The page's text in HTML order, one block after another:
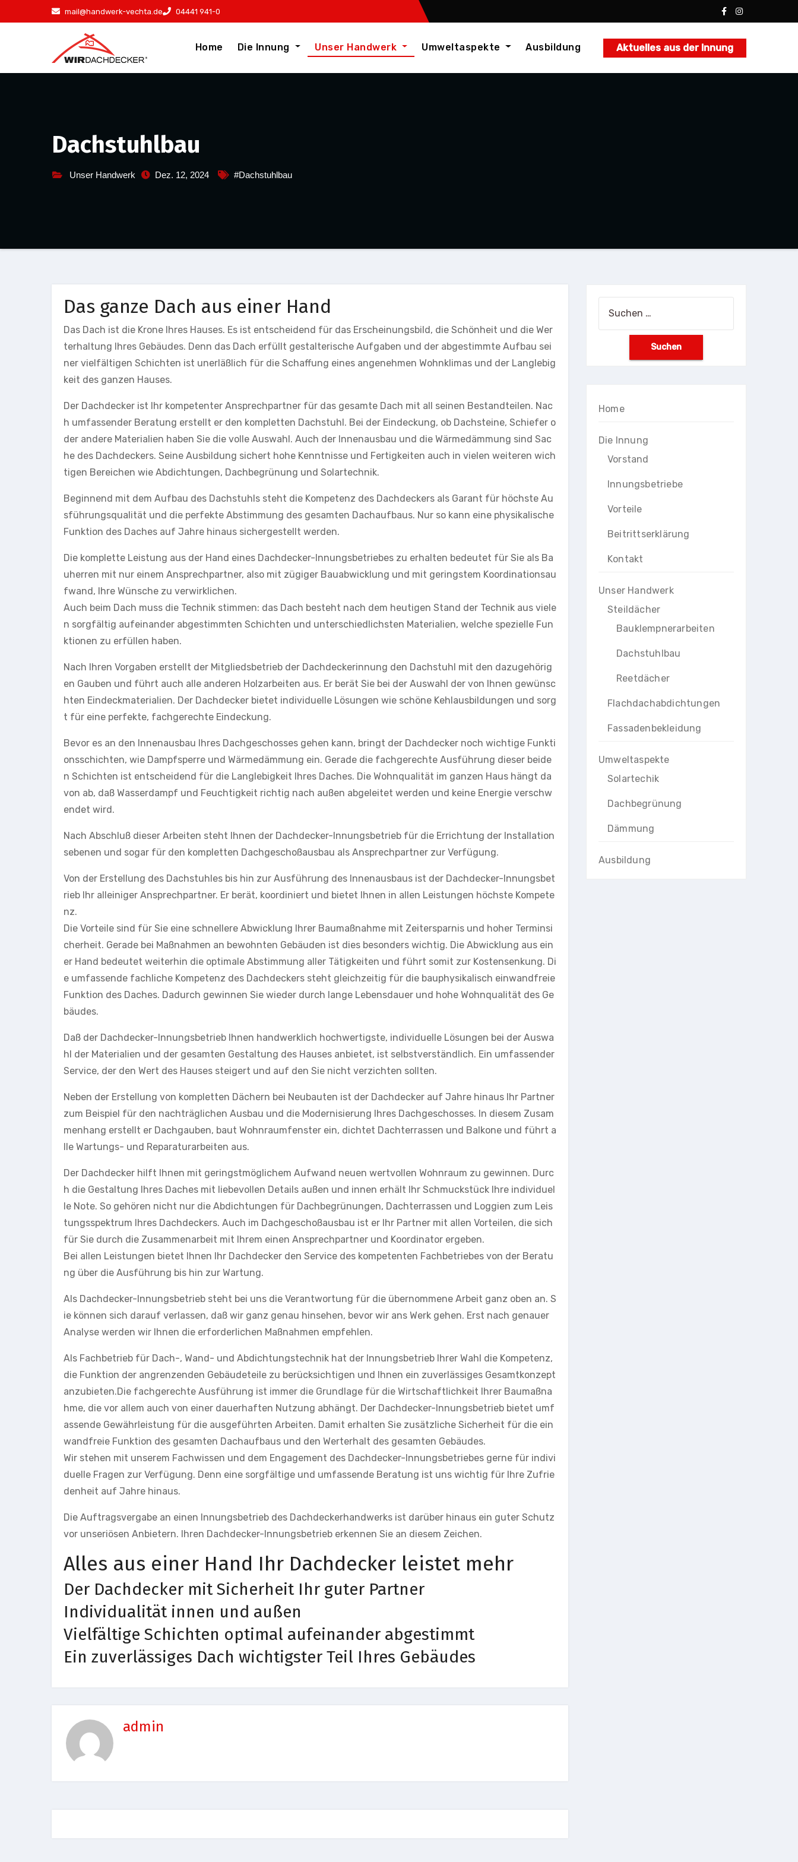
Inhalt
mail@handwerk-vechta.de 04441 941-0
Home Die Innung Unser Handwerk Umweltaspekte Ausbildung Aktuelles aus der Innung
Dachstuhlbau
Unser Handwerk Dez. 12, 2024 #Dachstuhlbau
Das ganze Dach aus einer Hand
Das Dach ist die Krone Ihres Hauses. Es ist entscheidend für das Erscheinungsbild, die Schönheit und die Wer
terhaltung Ihres Gebäudes. Denn das Dach erfüllt gestalterische Aufgaben und der abgestimmte Aufbau sei
ner vielfältigen Schichten ist unerläßlich für die Schaffung eines angenehmen Wohnklimas und der Langlebig
keit des ganzen Hauses.
Der Dachdecker ist Ihr kompetenter Ansprechpartner für das gesamte Dach mit all seinen Bestandteilen. Nac
h umfassender Beratung erstellt er den kompletten Dachstuhl. Bei der Eindeckung, ob Dachsteine, Schiefer o
der andere Materialien haben Sie die volle Auswahl. Auch der Innenausbau und die Wärmedämmung sind Sac
he des Dachdeckers. Seine Ausbildung sichert hohe Kenntnisse und Fertigkeiten auch in vielen weiteren wich
tigen Bereichen wie Abdichtungen, Dachbegrünung und Solartechnik.
Beginnend mit dem Aufbau des Dachstuhls steht die Kompetenz des Dachdeckers als Garant für höchste Au
sführungsqualität und die perfekte Abstimmung des gesamten Dachaufbaus. Nur so kann eine physikalische
Funktion des Daches auf Jahre hinaus sichergestellt werden.
Die komplette Leistung aus der Hand eines Dachdecker-Innungsbetriebes zu erhalten bedeutet für Sie als Ba
uherren mit nur einem Ansprechpartner, also mit zügiger Bauabwicklung und mit geringstem Koordinationsau
fwand, Ihre Wünsche zu verwirklichen.
Auch beim Dach muss die Technik stimmen: das Dach besteht nach dem heutigen Stand der Technik aus viele
n sorgfältig aufeinander abgestimmten Schichten und unterschiedlichsten Materialien, welche spezielle Fun
ktionen zu erfüllen haben.
Nach Ihren Vorgaben erstellt der Mitgliedsbetrieb der Dachdeckerinnung den Dachstuhl mit den dazugehörig
en Gauben und führt auch alle anderen Holzarbeiten aus. Er berät Sie bei der Auswahl der von Ihnen gewünsc
hten Eindeckmaterialien. Der Dachdecker bietet individuelle Lösungen wie schöne Kehlausbildungen und sorg
t für eine perfekte, fachgerechte Eindeckung.
Bevor es an den Innenausbau Ihres Dachgeschosses gehen kann, bringt der Dachdecker noch wichtige Funkti
onsschichten, wie Dampfsperre und Wärmedämmung ein. Gerade die fachgerechte Ausführung dieser beide
n Schichten ist entscheidend für die Langlebigkeit Ihres Daches. Die Wohnqualität im ganzen Haus hängt da
von ab, daß Wasserdampf und Feuchtigkeit richtig nach außen abgeleitet werden und keine Energie verschw
endet wird.
Nach Abschluß dieser Arbeiten steht Ihnen der Dachdecker-Innungsbetrieb für die Errichtung der Installation
sebenen und sogar für den kompletten Dachgeschoßausbau als Ansprechpartner zur Verfügung.
Von der Erstellung des Dachstuhles bis hin zur Ausführung des Innenausbaus ist der Dachdecker-Innungsbet
rieb Ihr alleiniger Ansprechpartner. Er berät, koordiniert und bietet Ihnen in allen Leistungen höchste Kompete
nz.
Die Vorteile sind für Sie eine schnellere Abwicklung Ihrer Baumaßnahme mit Zeitersparnis und hoher Terminsi
cherheit. Gerade bei Maßnahmen an bewohnten Gebäuden ist dies besonders wichtig. Die Abwicklung aus ein
er Hand bedeutet weiterhin die optimale Abstimmung aller Tätigkeiten und führt somit zur Kostensenkung. Di
e umfassende fachliche Kompetenz des Dachdeckers steht gleichzeitig für die bauphysikalisch einwandfreie
Funktion des Daches. Dadurch gewinnen Sie wieder durch lange Lebensdauer und hohe Wohnqualität des Ge
bäudes.
Daß der Dachdecker-Innungsbetrieb Ihnen handwerklich hochwertigste, individuelle Lösungen bei der Auswa
hl der Materialien und der gesamten Gestaltung des Hauses anbietet, ist selbstverständlich. Ein umfassender
Service, der den Wert des Hauses steigert und auf den Sie nicht verzichten sollten.
Neben der Erstellung von kompletten Dächern bei Neubauten ist der Dachdecker auf Jahre hinaus Ihr Partner
zum Beispiel für den nachträglichen Ausbau und die Modernisierung Ihres Dachgeschosses. In diesem Zusam
menhang erstellt er Dachgauben, baut Wohnraumfenster ein, dichtet Dachterrassen und Balkone und führt a
lle Wartungs- und Reparaturarbeiten aus.
Der Dachdecker hilft Ihnen mit geringstmöglichem Aufwand neuen wertvollen Wohnraum zu gewinnen. Durc
h die Gestaltung Ihres Daches mit liebevollen Details außen und innen erhält Ihr Schmuckstück Ihre individuel
le Note. So gehören nicht nur die Abdichtungen für Dachbegrünungen, Dachterrassen und Loggien zum Leis
tungsspektrum Ihres Dachdeckers. Auch im Dachgeschoßausbau ist er Ihr Partner mit allen Vorteilen, die sich
für Sie durch die Zusammenarbeit mit Ihrem einen Ansprechpartner und Koordinator ergeben.
Bei allen Leistungen bietet Ihnen Ihr Dachdecker den Service des kompetenten Fachbetriebes von der Beratu
ng über die Ausführung bis hin zur Wartung.
Als Dachdecker-Innungsbetrieb steht bei uns die Verantwortung für die übernommene Arbeit ganz oben an. S
ie können sich darauf verlassen, daß wir ganz genau hinsehen, bevor wir ans Werk gehen. Erst nach genauer
Analyse werden wir Ihnen die erforderlichen Maßnahmen empfehlen.
Als Fachbetrieb für Dach-, Wand- und Abdichtungstechnik hat der Innungsbetrieb Ihrer Wahl die Kompetenz,
die Funktion der angrenzenden Gebäudeteile zu berücksichtigen und Ihnen ein zuverlässiges Gesamtkonzept
anzubieten.Die fachgerechte Ausführung ist immer die Grundlage für die Wirtschaftlichkeit Ihrer Baumaßna
hme, die vor allem auch von einer dauerhaften Nutzung abhängt. Der Dachdecker-Innungsbetrieb bietet umf
assende Gewährleistung für die ausgeführten Arbeiten. Damit erhalten Sie zusätzliche Sicherheit für die ein
wandfreie Funktion des gesamten Dachaufbaus und den Werterhalt des gesamten Gebäudes.
Wir stehen mit unserem Fachwissen und dem Engagement des Dachdecker-Innungsbetriebes gerne für indivi
duelle Fragen zur Verfügung. Denn eine sorgfältige und umfassende Beratung ist uns wichtig für Ihre Zufrie
denheit auf Jahre hinaus.
Die Auftragsvergabe an einen Innungsbetrieb des Dachdeckerhandwerks ist darüber hinaus ein guter Schutz
vor unseriösen Anbietern. Ihren Dachdecker-Innungsbetrieb erkennen Sie an diesem Zeichen.
Alles aus einer Hand Ihr Dachdecker leistet mehr
Der Dachdecker mit Sicherheit Ihr guter Partner
Individualität innen und außen
Vielfältige Schichten optimal aufeinander abgestimmt
Ein zuverlässiges Dach wichtigster Teil Ihres Gebäudes
admin
Home
Die Innung
Vorstand
Innungsbetriebe
Vorteile
Beitrittserklärung
Kontakt
Unser Handwerk
Steildächer
Bauklempnerarbeiten
Dachstuhlbau
Reetdächer
Flachdachabdichtungen
Fassadenbekleidung
Umweltaspekte
Solartechik
Dachbegrünung
Dämmung
Ausbildung